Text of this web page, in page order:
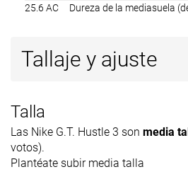
25.6 AC Dureza de la mediasuela
Tallaje y ajuste
Talla
Las Nike G.T. Hustle 3 son media
votos).
Plantéate subir media talla